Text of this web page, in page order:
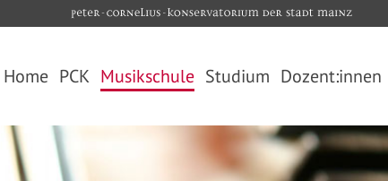
Home PCK
Fördergesellschaft
Musikschule Studium
Studiengänge
Studienfächer
Dozent:innen